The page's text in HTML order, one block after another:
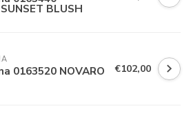
BLUSH
0163520 NOVARO €102,00